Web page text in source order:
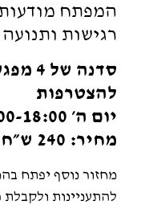
המפתח
רגישות
סדנה
להצטרפות
יום ה׳ 17:00-18:00
מחיר: 240 ש״ח | 4 שעות לימוד
מחזור נוסף יפתח
להתעניינות